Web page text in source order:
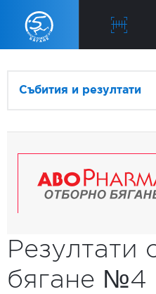
Събития и резултати
Резултати
бягане №4